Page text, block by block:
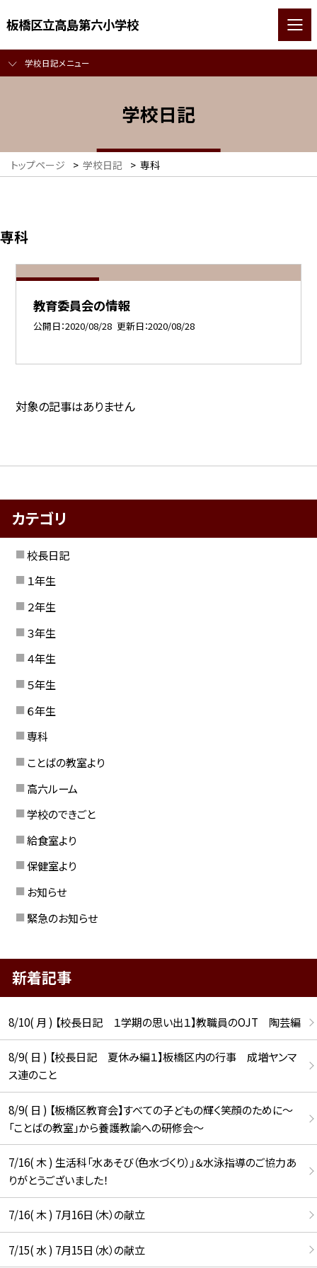
板橋区立高島第六小学校
学校日記メニュー
学校日記
トップページ > 学校日記 > 専科
専科
教育委員会の情報
公開日 2020/08/28 更新日 2020/08/28
対象の記事はありません
カテゴリ
校長日記
１年生
２年生
３年生
４年生
５年生
６年生
専科
ことばの教室より
高六ルーム
学校のできごと
給食室より
保健室より
お知らせ
緊急のお知らせ
新着記事
8/10( 月 ) 【校長日記 １学期の思い出１】教職員のOJT 陶芸編
8/9( 日 ) 【校長日記 夏休み編１】板橋区内の行事 成増ヤンマ
ス連のこと
8/9( 日 ) 【板橋区教育会】すべての子どもの輝く笑顔のために〜
「ことばの教室」から養護教諭への研修会〜
7/16( 木 ) 生活科「水あそび（色水づくり）」＆水泳指導のご協力あ
りがとうございました！
7/16( 木 ) 7月16日（木）の献立
7/15( 水 ) 7月15日（水）の献立